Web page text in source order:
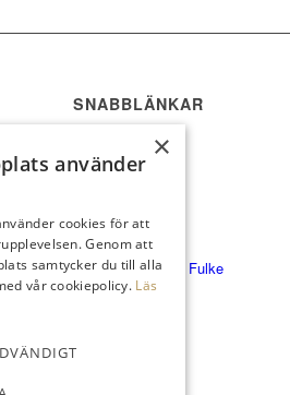
SNABBLÄNKAR
Bli medlem
Drivingrange
Masterplan/Pierre Fulke
×
använder
cookies för att
Genom att
samtycker du till alla
vår cookiepolicy. Läs